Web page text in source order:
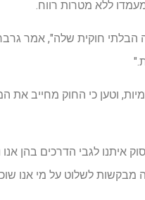
חוקית שלה", אמר
וטען כי החוק מחייב את
איתנו לגבי הדרכים בהן